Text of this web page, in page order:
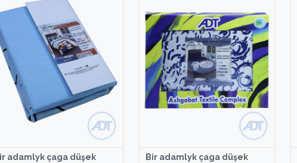
adamlyk çaga düşek
Bir adamlyk çaga düşek